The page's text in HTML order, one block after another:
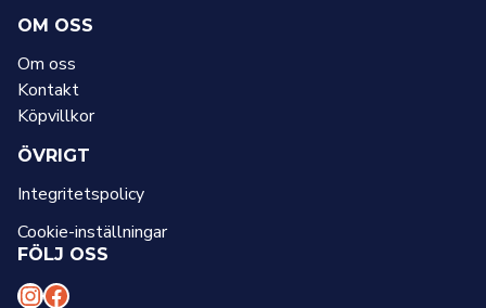
OM OSS
Om oss
Kontakt
Köpvillkor
ÖVRIGT
Integritetspolicy
Cookie-inställningar
FÖLJ OSS